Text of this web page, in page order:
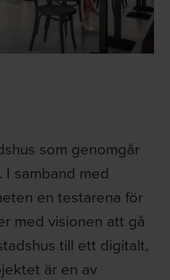
som genomgår
samband med
en testarena för
med visionen att gå
till ett digitalt,
är en av